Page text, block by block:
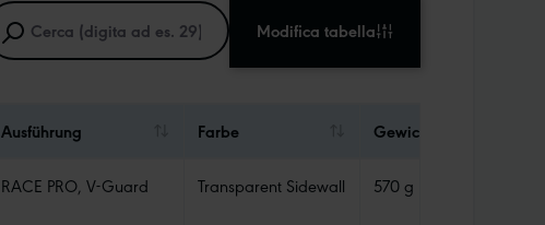
Modifica tabella
Ausführung Farbe Gewicht
RACE PRO, V-Guard Transparent Sidewall 570 g